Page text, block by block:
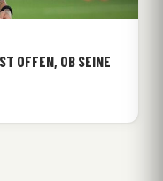
OFFEN, OB SEINE